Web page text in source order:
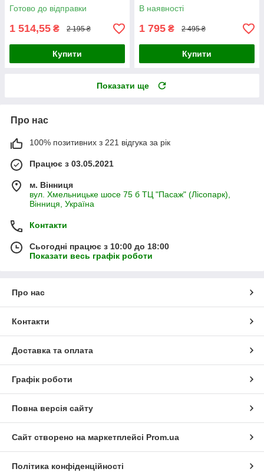
Готово до відправки
1 514,55 ₴ 2 195 ₴
Купити
В наявності
1 795 ₴ 2 495 ₴
Купити
Показати ще
Про нас
100% позитивних з 221 відгука за рік
Працює з 03.05.2021
м. Вінниця
вул. Хмельницьке шосе 75 б ТЦ "Пасаж" (Лісопарк),
Вінниця, Україна
Контакти
Сьогодні працює з 10:00 до 18:00
Показати весь графік роботи
Про нас
Контакти
Доставка та оплата
Графік роботи
Повна версія сайту
Сайт створено на маркетплейсі Prom.ua
Політика конфіденційності